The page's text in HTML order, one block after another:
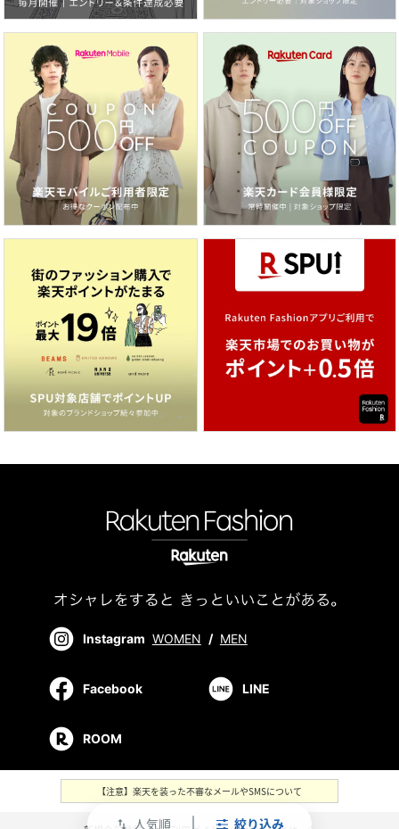
swap_vert 人気順 絞り込み
Instagram WOMEN / MEN
Facebook LINE
ROOM
【注意】楽天を装った不審なメールやSMSについて